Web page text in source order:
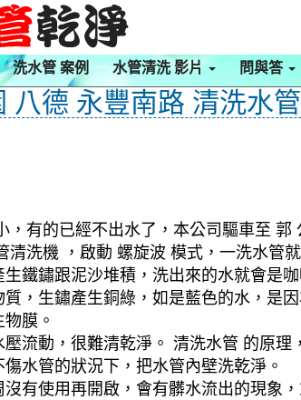
洗水管 案例 水管清洗 影片 問與答
八德 永豐南路 清洗水管
，有的已經不出水了，本公司驅車至
清洗機 ，啟動 螺旋波 模式，一洗水管
鐵鏽跟泥沙堆積，洗出來的水就會是
，生鏽產生銅綠，如是藍色的水，是
膜。
流動，很難清乾淨。 清洗水管 的原
水管的狀況下，把水管內壁洗乾淨。
有使用再開啟，會有髒水流出的現象